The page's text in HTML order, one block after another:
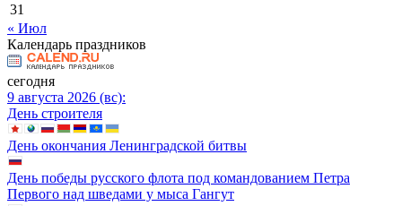
31
« Июл
Календарь праздников
сегодня
9 августа 2026 (вс):
День строителя
День окончания Ленинградской битвы
День победы русского флота под командованием Петра
Первого над шведами у мыса Гангут